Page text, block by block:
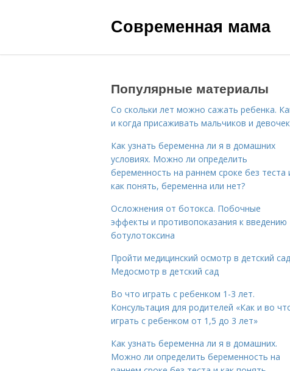
Современная мама
Популярные материалы
Со скольки лет можно сажать ребенка.
и когда присаживать мальчиков и
Как узнать беременна ли я в домашних
условиях. Можно ли определить
беременность на раннем сроке без теста
как понять, беременна или нет?
Осложнения от ботокса. Побочные
эффекты и противопоказания к введению
ботулотоксина
Пройти медицинский осмотр в детский
Медосмотр в детский сад
Во что играть с ребенком 1-3 лет.
Консультация для родителей «Как и во
играть с ребенком от 1,5 до 3 лет»
Как узнать беременна ли я в домашних.
Можно ли определить беременность на